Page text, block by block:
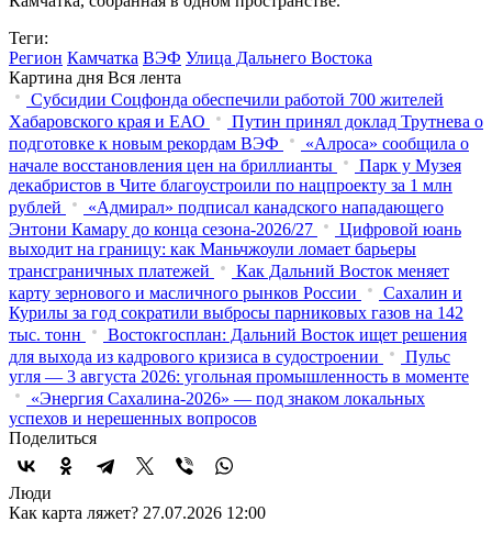
Теги:
Регион Камчатка ВЭФ Улица Дальнего Востока
Картина дня Вся лента
Субсидии Соцфонда обеспечили работой 700 жителей
Хабаровского края и ЕАО
Путин принял доклад Трутнева о
подготовке к новым рекордам ВЭФ
«Алроса» сообщила о
начале восстановления цен на бриллианты
Парк у Музея
декабристов в Чите благоустроили по нацпроекту за 1 млн
рублей
«Адмирал» подписал канадского нападающего
Энтони Камару до конца сезона-2026/27
Цифровой юань
выходит на границу: как Маньчжоули ломает барьеры
трансграничных платежей
Как Дальний Восток меняет
карту зернового и масличного рынков России
Сахалин и
Курилы за год сократили выбросы парниковых газов на 142
тыс. тонн
Востокгосплан: Дальний Восток ищет решения
для выхода из кадрового кризиса в судостроении
Пульс
угля — 3 августа 2026: угольная промышленность в моменте
«Энергия Сахалина-2026» — под знаком локальных
успехов и нерешенных вопросов
Поделиться
Люди
Как карта ляжет? 27.07.2026 12:00